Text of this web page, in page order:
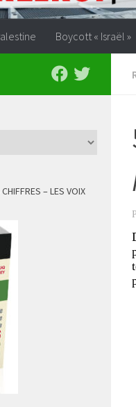
Boycott « Israël »
– LES VOIX